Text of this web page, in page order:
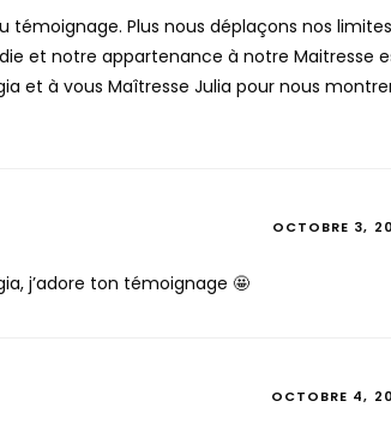
témoignage. Plus nous déplaçons nos
et notre appartenance à notre Maitresse
et à vous Maîtresse Julia pour nous
OCTOBRE 3,
j’adore ton témoignage 🤩
OCTOBRE 4,